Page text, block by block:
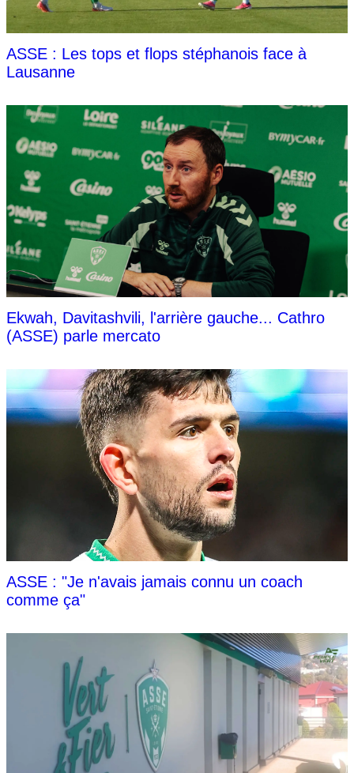
ASSE : Les tops et flops stéphanois face à
Lausanne
Ekwah, Davitashvili, l'arrière gauche... Cathro
(ASSE) parle mercato
ASSE : "Je n'avais jamais connu un coach
comme ça"